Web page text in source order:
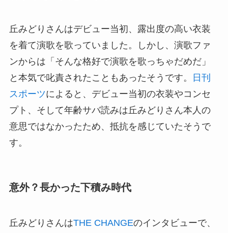
丘みどりさんはデビュー当初、露出度の高い衣装
を着て演歌を歌っていました。しかし、演歌ファ
ンからは「そんな格好で演歌を歌っちゃだめだ」
と本気で叱責されたこともあったそうです。
日刊
スポーツによると、デビュー当初の衣装やコンセ
プト、そして年齢サバ読みは丘みどりさん本人の
意思ではなかったため、抵抗を感じていたそうで
す。
意外？長かった下積み時代
丘みどりさんはTHE CHANGEのインタビューで、